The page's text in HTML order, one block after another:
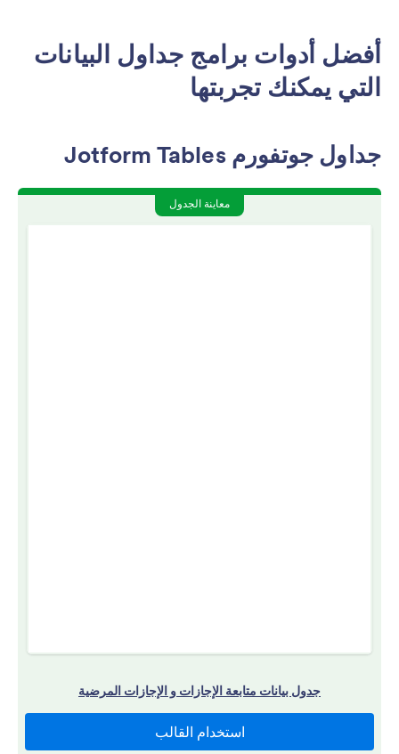
أفضل أدوات برامج جداول البيانات
التي يمكنك تجربتها
جداول جوتفورم Jotform Tables